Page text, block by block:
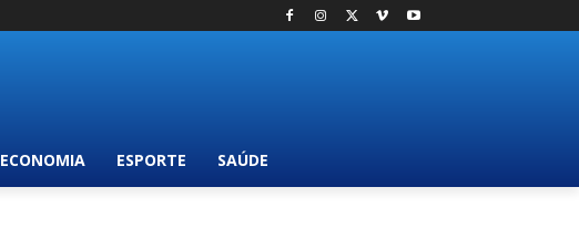
ECONOMIA ESPORTE SAÚDE